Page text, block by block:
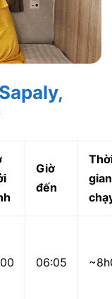
Giờ
đến
gian
06:05